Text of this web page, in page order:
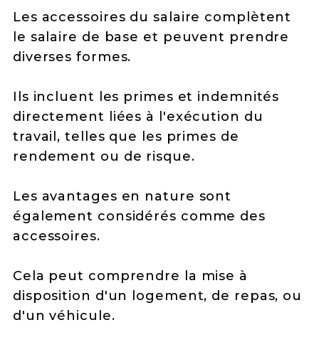
Les accessoires du salaire complètent
le salaire de base et peuvent prendre
diverses formes.
Ils incluent les primes et indemnités
directement liées à l'exécution du
travail, telles que les primes de
rendement ou de risque.
Les avantages en nature sont
également considérés comme des
accessoires.
Cela peut comprendre la mise à
disposition d'un logement, de repas, ou
d'un véhicule.